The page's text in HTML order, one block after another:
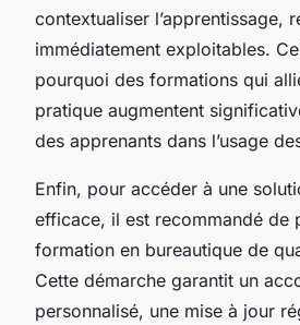
contextualiser l’apprentissage,
immédiatement exploitables.
pourquoi des formations qui
pratique augmentent
des apprenants dans l’usage
Enfin, pour accéder à une
efficace, il est recommandé de
formation en bureautique de
Cette démarche garantit un
personnalisé, une mise à jour